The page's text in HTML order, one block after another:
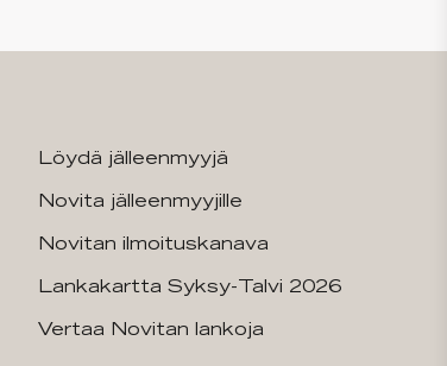
Löydä jälleenmyyjä
Novita jälleenmyyjille
Novitan ilmoituskanava
Lankakartta Syksy-Talvi 2026
Vertaa Novitan lankoja